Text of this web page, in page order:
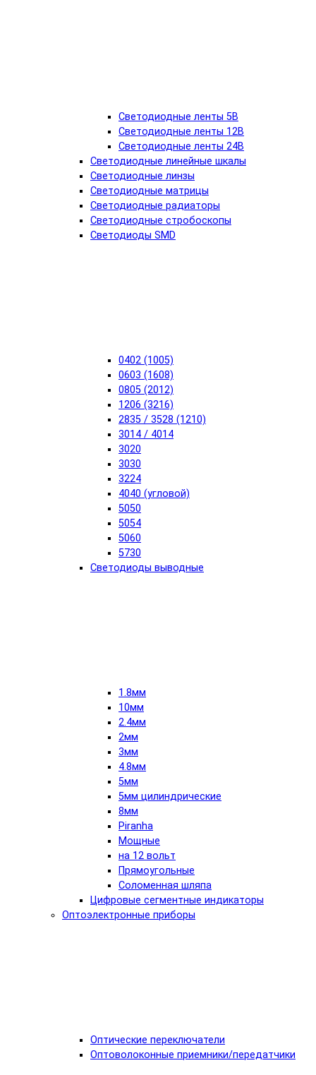
Светодиодные ленты 5В
Светодиодные ленты 12В
Светодиодные ленты 24В
Светодиодные линейные шкалы
Светодиодные линзы
Светодиодные матрицы
Светодиодные радиаторы
Светодиодные стробоскопы
Светодиоды SMD
0402 (1005)
0603 (1608)
0805 (2012)
1206 (3216)
2835 / 3528 (1210)
3014 / 4014
3020
3030
3224
4040 (угловой)
5050
5054
5060
5730
Светодиоды выводные
1.8мм
10мм
2.4мм
2мм
3мм
4.8мм
5мм
5мм цилиндрические
8мм
Piranha
Мощные
на 12 вольт
Прямоугольные
Соломенная шляпа
Цифровые сегментные индикаторы
Оптоэлектронные приборы
Оптические переключатели
Оптоволоконные приемники/передатчики